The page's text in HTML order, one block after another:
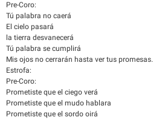
Pre-Coro:
Tú palabra no caerá
El cielo pasará
la tierra desvanecerá
Tú palabra se cumplirá
Mis ojos no cerrarán hasta ver tus promesas.
Estrofa:
Pre-Coro:
Prometiste que el ciego verá
Prometiste que el mudo hablara
Prometiste que el sordo oirá